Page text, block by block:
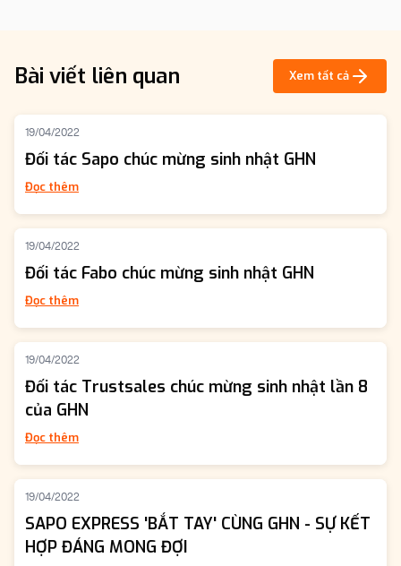
Bài viết liên quan Xem tất cả
19/04/2022
Đối tác Sapo chúc mừng sinh nhật GHN
Đọc thêm
19/04/2022
Đối tác Fabo chúc mừng sinh nhật GHN
Đọc thêm
19/04/2022
Đối tác Trustsales chúc mừng sinh nhật lần 8
của GHN
Đọc thêm
19/04/2022
SAPO EXPRESS 'BẮT TAY' CÙNG GHN - SỰ KẾT
HỢP ĐÁNG MONG ĐỢI